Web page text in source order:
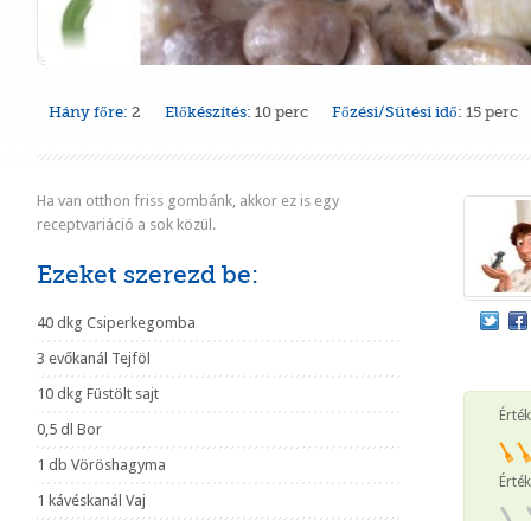
Hány főre: 2 Előkészítés: 10 perc Főzési/Sütési idő: 15 perc
Ha van otthon friss gombánk, akkor ez is egy
receptvariáció a sok közül.
Ezeket szerezd be:
40 dkg Csiperkegomba
3 evőkanál Tejföl
10 dkg Füstölt sajt
0,5 dl Bor
1 db Vöröshagyma
1 kávéskanál Vaj